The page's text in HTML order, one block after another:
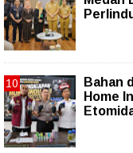
Bahan
Home